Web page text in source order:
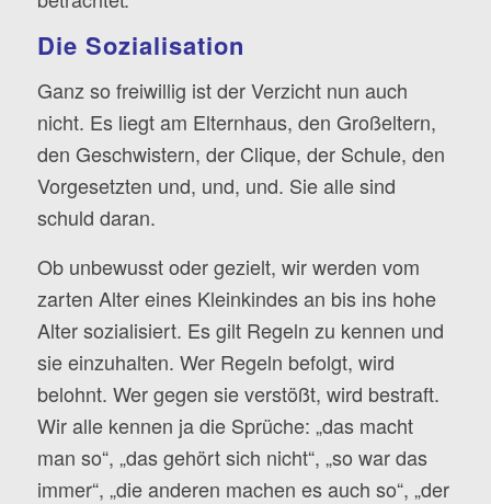
Die Sozialisation
Ganz so freiwillig ist der Verzicht nun auch
nicht. Es liegt am Elternhaus, den Großeltern,
den Geschwistern, der Clique, der Schule, den
Vorgesetzten und, und, und. Sie alle sind
schuld daran.
Ob unbewusst oder gezielt, wir werden vom
zarten Alter eines Kleinkindes an bis ins hohe
Alter sozialisiert. Es gilt Regeln zu kennen und
sie einzuhalten. Wer Regeln befolgt, wird
belohnt. Wer gegen sie verstößt, wird bestraft.
Wir alle kennen ja die Sprüche: „das macht
man so“, „das gehört sich nicht“, „so war das
immer“, „die anderen machen es auch so“, „der